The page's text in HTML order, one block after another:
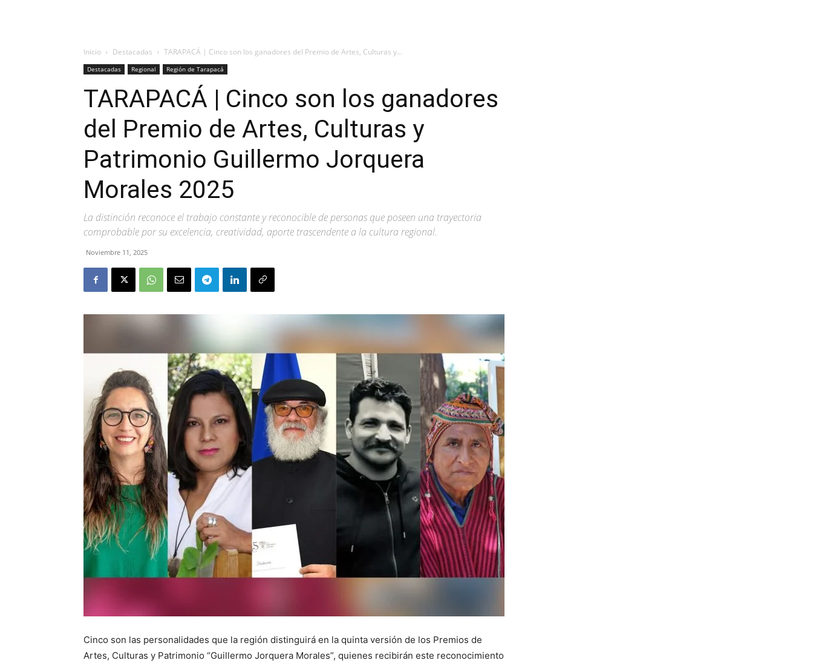
Inicio Destacadas TARAPACÁ | Cinco son los ganadores del Premio de Artes, Culturas y...
Destacadas Regional Región de Tarapacá
TARAPACÁ | Cinco son los ganadores
del Premio de Artes, Culturas y
Patrimonio Guillermo Jorquera
Morales 2025
La distinción reconoce el trabajo constante y reconocible de personas que poseen una trayectoria
comprobable por su excelencia, creatividad, aporte trascendente a la cultura regional.
Noviembre 11, 2025
Cinco son las personalidades que la región distinguirá en la quinta versión de los Premios de
Artes, Culturas y Patrimonio “Guillermo Jorquera Morales”, quienes recibirán este reconocimiento